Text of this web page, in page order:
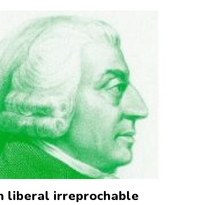
liberal irreprochable